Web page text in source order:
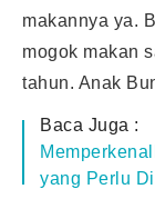
makannya ya.
mogok makan
tahun. Anak
Baca Juga :
yang Perlu